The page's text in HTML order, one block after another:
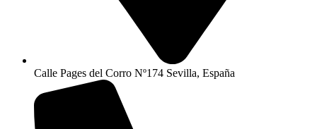
Calle Pages del Corro Nº174 Sevilla, España